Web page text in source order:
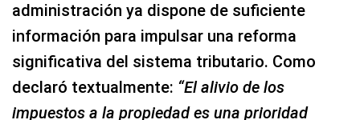
administración ya dispone de suficiente
información para impulsar una reforma
significativa del sistema tributario. Como
declaró textualmente: “El alivio de los
impuestos a la propiedad es una prioridad